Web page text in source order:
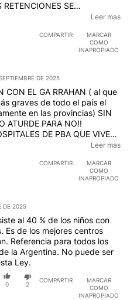
SE
Leer mas
COMPARTIR
MARCAR
COMO
INAPROPIADO
DE 2025
CON EL GA RRAHAN ( al que
graves de todo el país el
en las provincias) SIN
PARA NO!!
DE PBA QUE VIVEN
LAS DEL DE CABA (con
DESPLAZARSE KM
ROTO Y NQN ES UNA
Leer mas
COMPARTIR
MARCAR
COMO
INAPROPIADO
DE 2025
al 40 % de los niños con
Es de los mejores centros
Referencia para todos los
la Argentina. No puede ser
Ley.
0 2
COMPARTIR
MARCAR
COMO
INAPROPIADO